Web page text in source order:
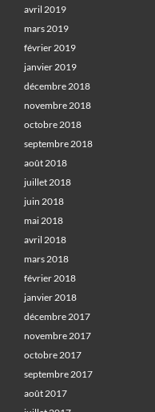
avril 2019
mars 2019
février 2019
janvier 2019
décembre 2018
novembre 2018
octobre 2018
septembre 2018
août 2018
juillet 2018
juin 2018
mai 2018
avril 2018
mars 2018
février 2018
janvier 2018
décembre 2017
novembre 2017
octobre 2017
septembre 2017
août 2017